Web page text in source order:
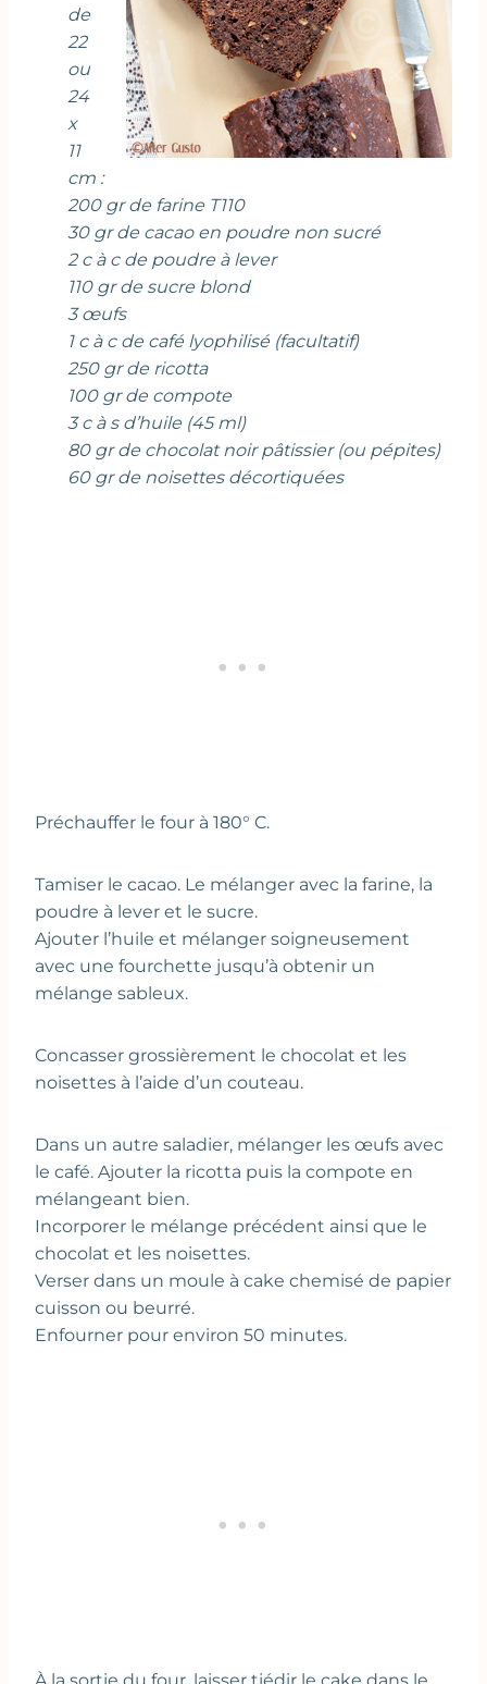
de
22
ou
24
x
11
cm :
200 gr de farine T110
30 gr de cacao en poudre non sucré
2 c à c de poudre à lever
110 gr de sucre blond
3 œufs
1 c à c de café lyophilisé (facultatif)
250 gr de ricotta
100 gr de compote
3 c à s d’huile (45 ml)
80 gr de chocolat noir pâtissier (ou pépites)
60 gr de noisettes décortiquées
Préchauffer le four à 180° C.
Tamiser le cacao. Le mélanger avec la farine, la
poudre à lever et le sucre.
Ajouter l’huile et mélanger soigneusement
avec une fourchette jusqu’à obtenir un
mélange sableux.
Concasser grossièrement le chocolat et les
noisettes à l’aide d’un couteau.
Dans un autre saladier, mélanger les œufs avec
le café. Ajouter la ricotta puis la compote en
mélangeant bien.
Incorporer le mélange précédent ainsi que le
chocolat et les noisettes.
Verser dans un moule à cake chemisé de papier
cuisson ou beurré.
Enfourner pour environ 50 minutes.